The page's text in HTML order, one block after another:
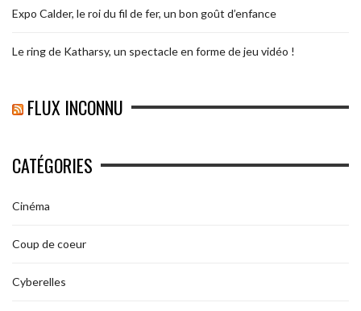
Expo Calder, le roi du fil de fer, un bon goût d’enfance
Le ring de Katharsy, un spectacle en forme de jeu vidéo !
FLUX INCONNU
CATÉGORIES
Cinéma
Coup de coeur
Cyberelles